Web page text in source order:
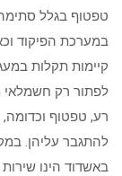
טפטוף בגלל
במערכת הפיקוד
קיימות תקלות
לפתור רק חשמלאי
רע, טפטוף וכדומה,
להתגבר עליהן.
באשדוד הינו